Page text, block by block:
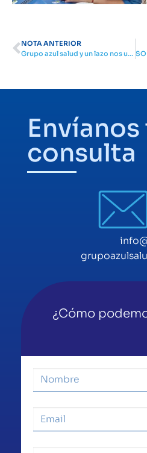
NOTA ANTERIOR
Grupo azul salud y un lazo nos une, unidos en la prevención del cáncer de mama.
Envíanos
consulta
¿Cómo